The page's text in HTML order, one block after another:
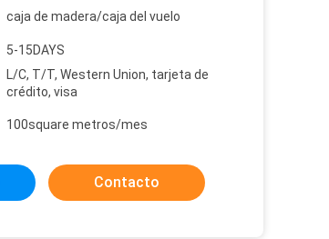
caja de madera/caja del vuelo
5-15DAYS
L/C, T/T, Western Union, tarjeta de
crédito, visa
100square metros/mes
Contacto